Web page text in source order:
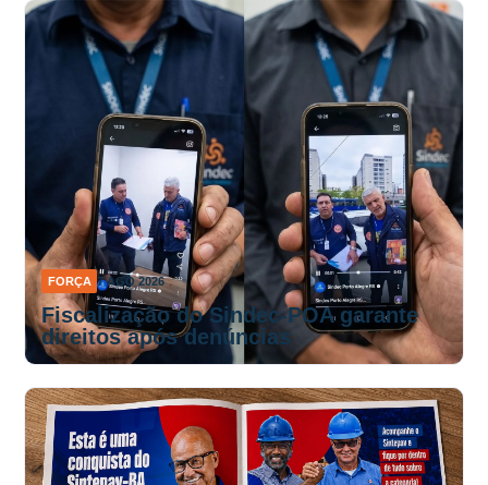
FORÇA 7 AGO 2026
Fiscalização do Sindec-POA garante
direitos após denúncias